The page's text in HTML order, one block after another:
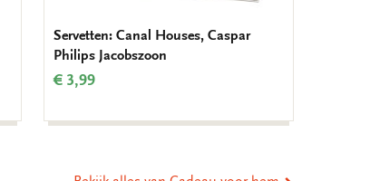
Servetten: Canal Houses, Caspar
Philips Jacobszoon
€ 3,99